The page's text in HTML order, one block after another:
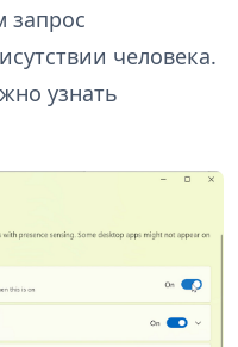
запрос
человека.
узнать